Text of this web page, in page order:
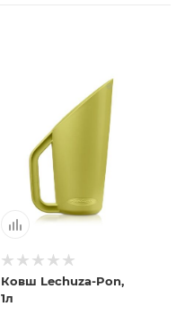
Ковш Lechuza-Pon,
1л